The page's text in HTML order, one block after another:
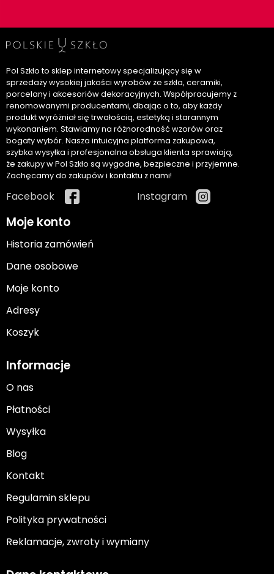
Pol Szkło to sklep internetowy specjalizujący się w
sprzedaży wysokiej jakości wyrobów ze szkła, ceramiki,
porcelany i akcesoriów dekoracyjnych. Współpracujemy z
renomowanymi producentami, dbając o to, aby każdy
produkt wyróżniał się trwałością, estetyką i starannym
wykonaniem. Stawiamy na różnorodność wzorów oraz
bogaty wybór. Nasza intuicyjna platforma zakupowa,
szybka wysyłka i profesjonalna obsługa klienta sprawiają,
że zakupy w Pol Szkło są wygodne, bezpieczne i przyjemne.
Zachęcamy do zakupów i kontaktu z nami!
Facebook Instagram
Moje konto
Historia zamówień
Dane osobowe
Moje konto
Adresy
Koszyk
Informacje
O nas
Płatności
Wysyłka
Blog
Kontakt
Regulamin sklepu
Polityka prywatności
Reklamacje, zwroty i wymiany